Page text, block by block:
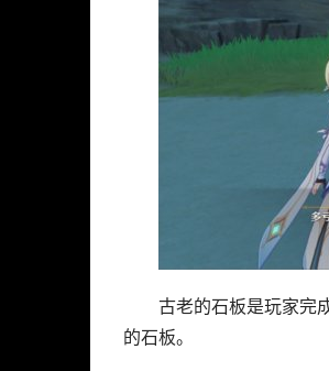
古老的石板是玩家完
的石板。